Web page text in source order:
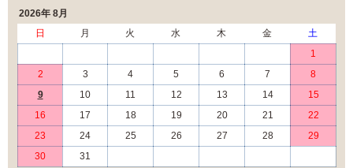
2026年 8月
日
月 火 水 木 金
土
1
2
3 4 5 6 7
8
9
10 11 12 13 14
15
16
17 18 19 20 21
22
23
24 25 26 27 28
29
30
31